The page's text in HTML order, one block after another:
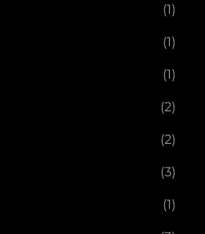
(1)
(1)
(1)
(2)
(2)
(3)
(1)